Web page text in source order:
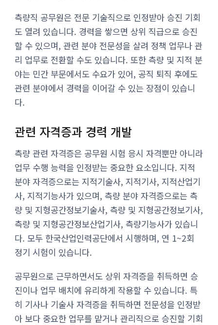
측량직 공무원은 전문 기술직으로 인정받아 승진 기회
도 열려 있습니다. 경력을 쌓으면 상위 직급으로 승진
할 수 있으며, 관련 분야 전문성을 살려 정책 업무나 관
리 업무로 전환할 수도 있습니다. 또한 측량 및 지적 분
야는 민간 부문에서도 수요가 있어, 공직 퇴직 후에도
관련 분야에서 경력을 이어갈 수 있는 장점이 있습니
다.
관련 자격증과 경력 개발
측량 관련 자격증은 공무원 시험 응시 자격뿐만 아니라
업무 수행 능력을 인정받는 중요한 요소입니다. 지적
분야 자격증으로는 지적기술사, 지적기사, 지적산업기
사, 지적기능사가 있으며, 측량 분야 자격증으로는 측
량 및 지형공간정보기술사, 측량 및 지형공간정보기사,
측량 및 지형공간정보산업기사, 측량기능사가 있습니
다. 모두 한국산업인력공단에서 시행하며, 연 1~2회
정기 시험이 있습니다.
공무원으로 근무하면서도 상위 자격증을 취득하면 승
진이나 업무 배치에 유리하게 작용할 수 있습니다. 특
히 기사나 기술사 자격증을 취득하면 전문성을 인정받
아 보다 중요한 업무를 맡거나 관리직으로 승진할 기회